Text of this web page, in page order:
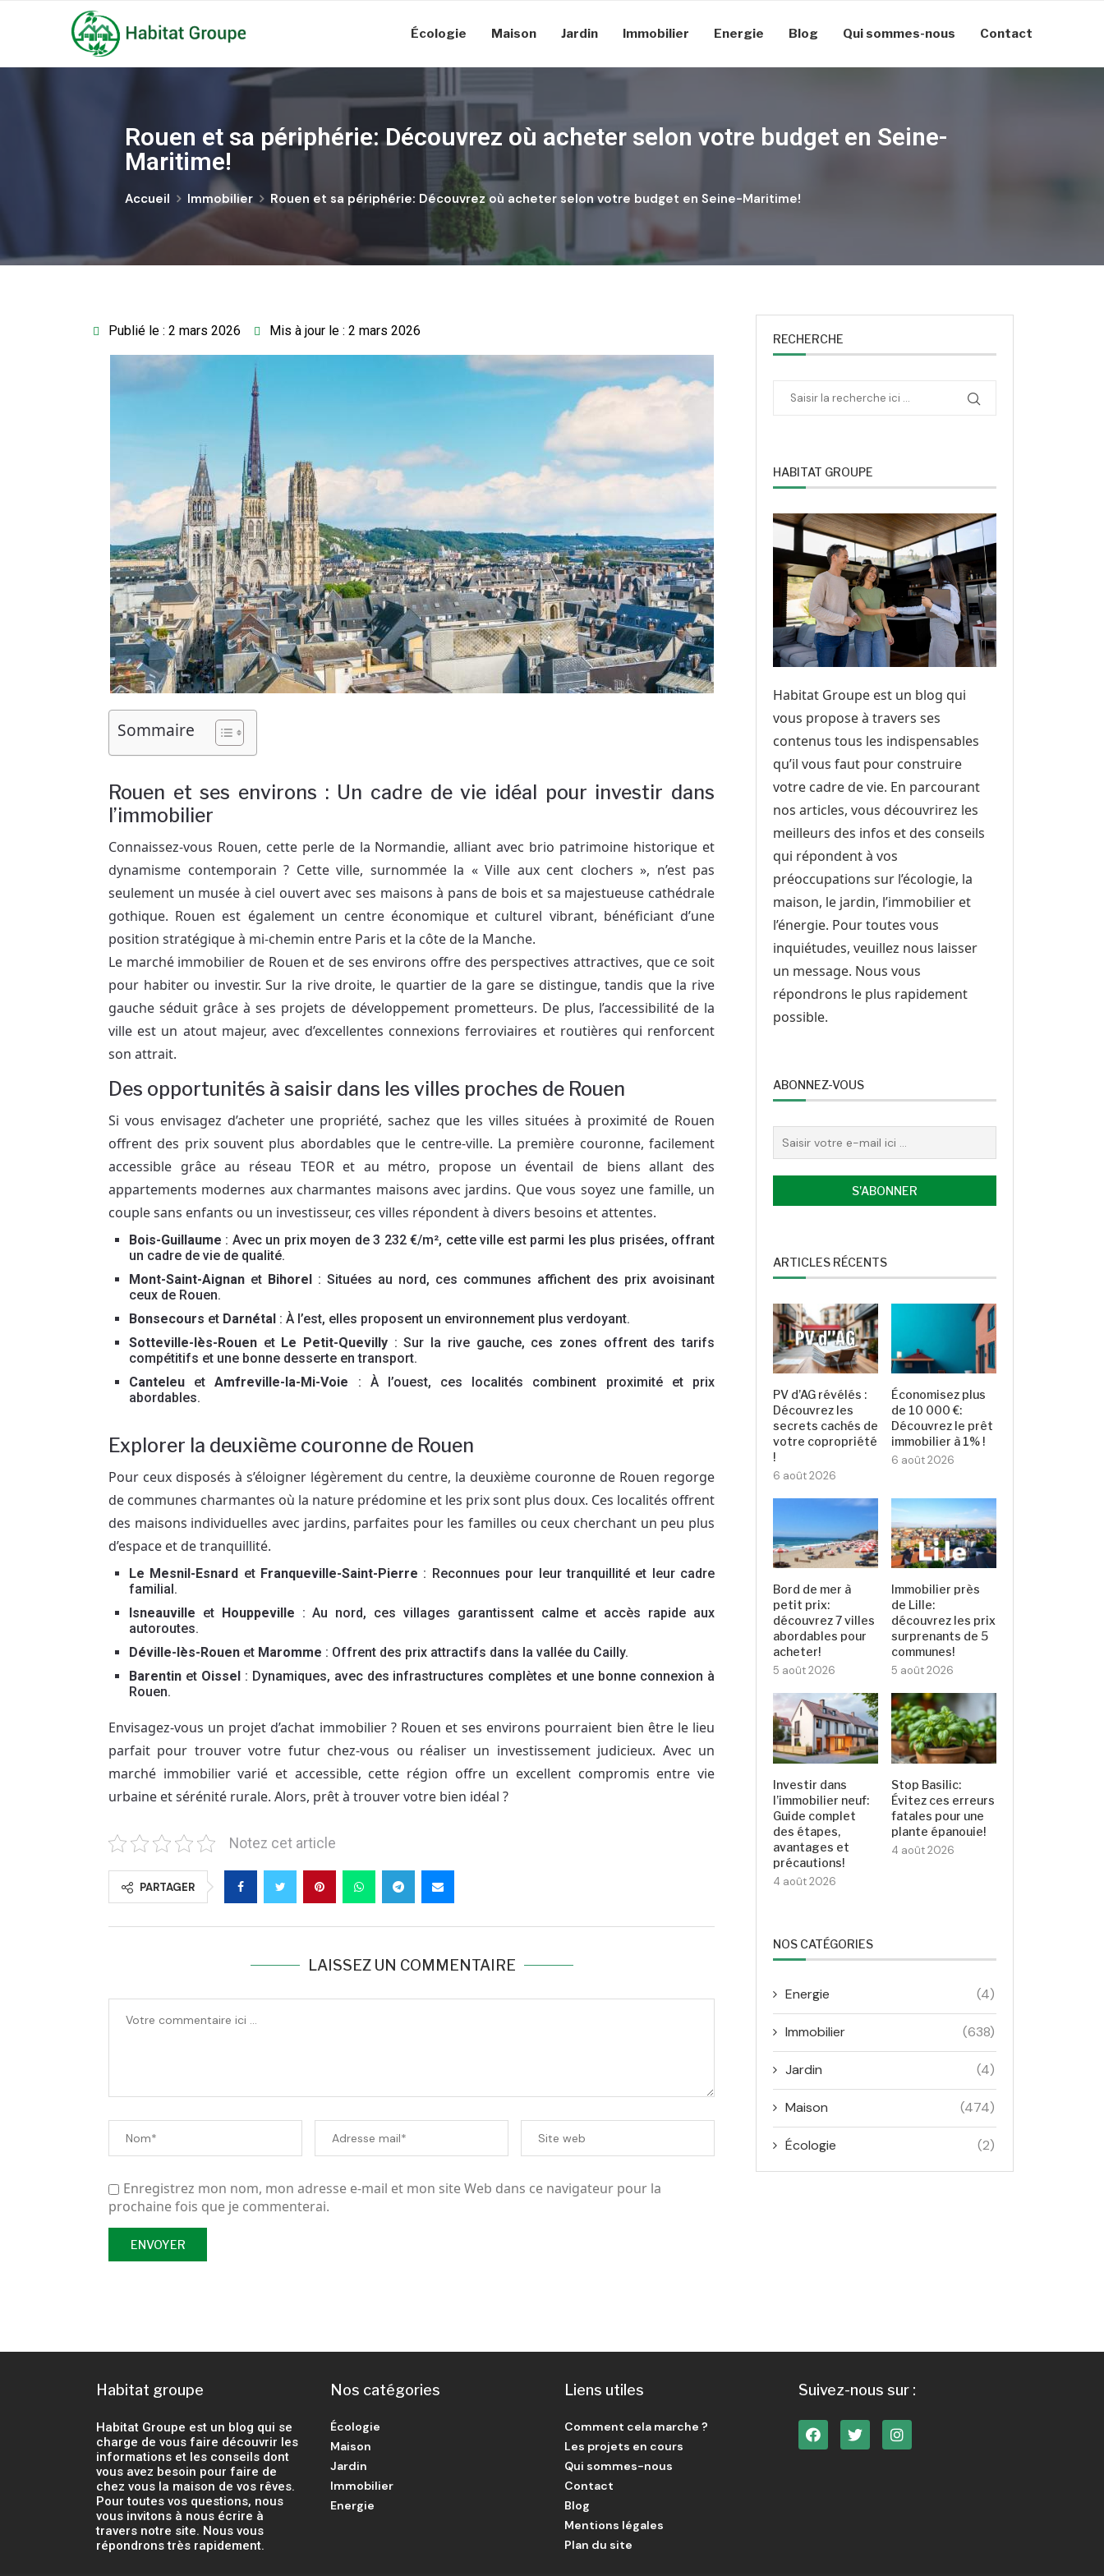
Écologie Maison Jardin Immobilier Energie Blog Qui sommes-nous Contact
Rouen et sa périphérie: Découvrez où acheter selon votre budget en Seine-
Maritime!
Accueil Immobilier Rouen et sa périphérie: Découvrez où acheter selon votre budget en Seine-Maritime!
Publié le : 2 mars 2026 Mis à jour le : 2 mars 2026
Sommaire
Rouen et ses environs : Un cadre de vie idéal pour investir dans
l’immobilier
Connaissez-vous Rouen, cette perle de la Normandie, alliant avec brio patrimoine historique et
dynamisme contemporain ? Cette ville, surnommée la « Ville aux cent clochers », n’est pas
seulement un musée à ciel ouvert avec ses maisons à pans de bois et sa majestueuse cathédrale
gothique. Rouen est également un centre économique et culturel vibrant, bénéficiant d’une
position stratégique à mi-chemin entre Paris et la côte de la Manche.
Le marché immobilier de Rouen et de ses environs offre des perspectives attractives, que ce soit
pour habiter ou investir. Sur la rive droite, le quartier de la gare se distingue, tandis que la rive
gauche séduit grâce à ses projets de développement prometteurs. De plus, l’accessibilité de la
ville est un atout majeur, avec d’excellentes connexions ferroviaires et routières qui renforcent
son attrait.
Des opportunités à saisir dans les villes proches de Rouen
Si vous envisagez d’acheter une propriété, sachez que les villes situées à proximité de Rouen
offrent des prix souvent plus abordables que le centre-ville. La première couronne, facilement
accessible grâce au réseau TEOR et au métro, propose un éventail de biens allant des
appartements modernes aux charmantes maisons avec jardins. Que vous soyez une famille, un
couple sans enfants ou un investisseur, ces villes répondent à divers besoins et attentes.
Bois-Guillaume : Avec un prix moyen de 3 232 €/m², cette ville est parmi les plus prisées, offrant
un cadre de vie de qualité.
Mont-Saint-Aignan et Bihorel : Situées au nord, ces communes affichent des prix avoisinant
ceux de Rouen.
Bonsecours et Darnétal : À l’est, elles proposent un environnement plus verdoyant.
Sotteville-lès-Rouen et Le Petit-Quevilly : Sur la rive gauche, ces zones offrent des tarifs
compétitifs et une bonne desserte en transport.
Canteleu etAmfreville-la-Mi-Voie : À l’ouest, ces localités combinent proximité et prix
abordables.
Explorer la deuxième couronne de Rouen
Pour ceux disposés à s’éloigner légèrement du centre, la deuxième couronne de Rouen regorge
de communes charmantes où la nature prédomine et les prix sont plus doux. Ces localités offrent
des maisons individuelles avec jardins, parfaites pour les familles ou ceux cherchant un peu plus
d’espace et de tranquillité.
Le Mesnil-Esnard et Franqueville-Saint-Pierre : Reconnues pour leur tranquillité et leur cadre
familial.
Isneauville et Houppeville : Au nord, ces villages garantissent calme et accès rapide aux
autoroutes.
Déville-lès-Rouen et Maromme : Offrent des prix attractifs dans la vallée du Cailly.
Barentin et Oissel: Dynamiques, avec des infrastructures complètes et une bonne connexion à
Rouen.
Envisagez-vous un projet d’achat immobilier ? Rouen et ses environs pourraient bien être le lieu
parfait pour trouver votre futur chez-vous ou réaliser un investissement judicieux. Avec un
marché immobilier varié et accessible, cette région offre un excellent compromis entre vie
urbaine et sérénité rurale. Alors, prêt à trouver votre bien idéal ?
Notez cet article
PARTAGER
LAISSEZ UN COMMENTAIRE
Enregistrez mon nom, mon adresse e-mail et mon site Web dans ce navigateur pour la
prochaine fois que je commenterai.
RECHERCHE
HABITAT GROUPE
Habitat Groupe est un blog qui
vous propose à travers ses
contenus tous les indispensables
qu’il vous faut pour construire
votre cadre de vie. En parcourant
nos articles, vous découvrirez les
meilleurs des infos et des conseils
qui répondent à vos
préoccupations sur l’écologie, la
maison, le jardin, l’immobilier et
l’énergie. Pour toutes vous
inquiétudes, veuillez nous laisser
un message. Nous vous
répondrons le plus rapidement
possible.
ABONNEZ-VOUS
ARTICLES RÉCENTS
PV d’AG révélés :
Découvrez les
secrets cachés de
votre copropriété
!
6 août 2026
Économisez plus
de 10 000 €:
Découvrez le prêt
immobilier à 1% !
6 août 2026
Bord de mer à
petit prix:
découvrez 7 villes
abordables pour
acheter!
5 août 2026
Immobilier près
de Lille:
découvrez les prix
surprenants de 5
communes!
5 août 2026
Investir dans
l’immobilier neuf:
Guide complet
des étapes,
avantages et
précautions!
4 août 2026
Stop Basilic:
Évitez ces erreurs
fatales pour une
plante épanouie!
4 août 2026
NOS CATÉGORIES
Energie (4)
Immobilier (638)
Jardin (4)
Maison (474)
Écologie (2)
Habitat groupe
Habitat Groupe est un blog qui se
charge de vous faire découvrir les
informations et les conseils dont
vous avez besoin pour faire de
chez vous la maison de vos rêves.
Pour toutes vos questions, nous
vous invitons à nous écrire à
travers notre site. Nous vous
répondrons très rapidement.
Nos catégories
Écologie
Maison
Jardin
Immobilier
Energie
Liens utiles
Comment cela marche ?
Les projets en cours
Qui sommes-nous
Contact
Blog
Mentions légales
Plan du site
Suivez-nous sur :